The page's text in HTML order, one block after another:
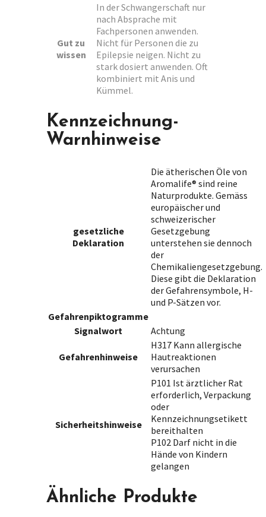
Gut zu
wissen
In der Schwangerschaft nur
nach Absprache mit
Fachpersonen anwenden.
Nicht für Personen die zu
Epilepsie neigen. Nicht zu
stark dosiert anwenden. Oft
kombiniert mit Anis und
Kümmel.
Kennzeichnung-
Warnhinweise
gesetzliche
Deklaration
Die ätherischen Öle von
Aromalife® sind reine
Naturprodukte. Gemäss
europäischer und
schweizerischer
Gesetzgebung
unterstehen sie dennoch
der
Chemikaliengesetzgebung.
Diese gibt die Deklaration
der Gefahrensymbole, H-
und P-Sätzen vor.
Gefahrenpiktogramme
Signalwort
Achtung
Gefahrenhinweise
H317 Kann allergische
Hautreaktionen
verursachen
Sicherheitshinweise
P101 Ist ärztlicher Rat
erforderlich, Verpackung
oder
Kennzeichnungsetikett
bereithalten
P102 Darf nicht in die
Hände von Kindern
gelangen
Ähnliche Produkte